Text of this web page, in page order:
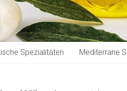
Spezialitäten Mediterrane